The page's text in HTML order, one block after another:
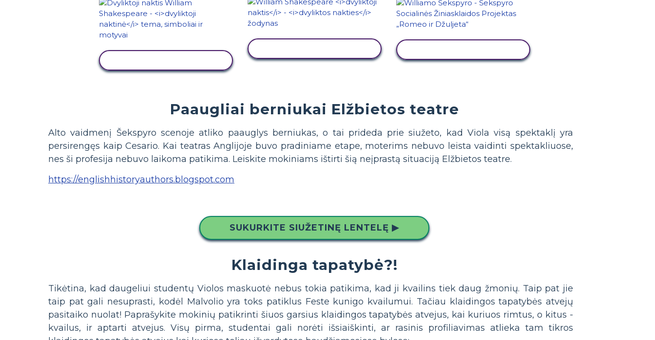
Paaugliai berniukai Elžbietos teatre
Alto vaidmenį Šekspyro scenoje atliko paauglys berniukas, o tai prideda prie siužeto, kad Viola visą spektaklį yra
persirengęs kaip Cesario. Kai teatras Anglijoje buvo pradiniame etape, moterims nebuvo leista vaidinti spektakliuose,
nes ši profesija nebuvo laikoma patikima. Leiskite mokiniams ištirti šią neįprastą situaciją Elžbietos teatre.
https://englishhistoryauthors.blogspot.com
SUKURKITE SIUŽETINĘ LENTELĘ ▶
Klaidinga tapatybė?!
Tikėtina, kad daugeliui studentų Violos maskuotė nebus tokia patikima, kad ji kvailins tiek daug žmonių. Taip pat jie
taip pat gali nesuprasti, kodėl Malvolio yra toks patiklus Feste kunigo kvailumui. Tačiau klaidingos tapatybės atvejų
pasitaiko nuolat! Paprašykite mokinių patikrinti šiuos garsius klaidingos tapatybės atvejus, kai kuriuos rimtus, o kitus -
kvailus, ir aptarti atvejus. Visų pirma, studentai gali norėti išsiaiškinti, ar rasinis profiliavimas atlieka tam tikros